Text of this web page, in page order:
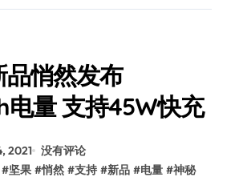
悄然发布
量 支持45W快充
2021 没有评论
#坚果 #悄然 #支持 #新品 #电量 #神秘